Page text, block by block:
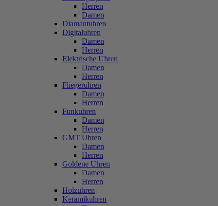
Herren
Damen
Diamantuhren
Digitaluhren
Damen
Herren
Elektrische Uhren
Damen
Herren
Fliegeruhren
Damen
Herren
Funkuhren
Damen
Herren
GMT Uhren
Damen
Herren
Goldene Uhren
Damen
Herren
Holzuhren
Keramikuhren